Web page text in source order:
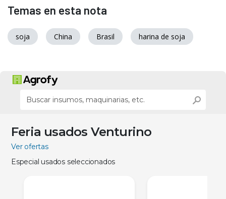
Temas en esta nota
soja China Brasil harina de soja
Feria usados Venturino
Ver ofertas
Especial usados seleccionados